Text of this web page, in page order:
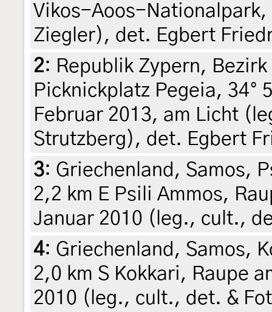
Vikos-Aoos-Nationalpark,
Ziegler), det. Egbert
2: Republik Zypern,
Picknickplatz Pegeia, 34°
Februar 2013, am Licht
Strutzberg), det. Egbert
3: Griechenland, Samos,
2,2 km E Psili Ammos,
Januar 2010 (leg., cult.,
4: Griechenland, Samos,
2,0 km S Kokkari, Raupe
2010 (leg., cult., det. &